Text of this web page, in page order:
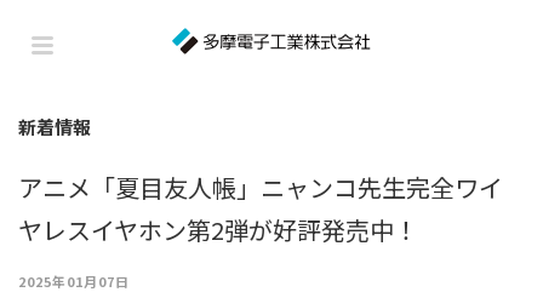
新着情報
アニメ「夏目友人帳」ニャンコ先生完全ワイ
ヤレスイヤホン第2弾が好評発売中！
2025年01月07日